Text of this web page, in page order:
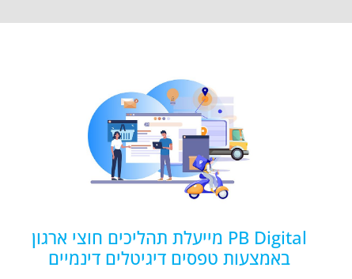
PB Digital מייעלת תהליכים חוצי ארגון
באמצעות טפסים דיגיטלים דינמיים